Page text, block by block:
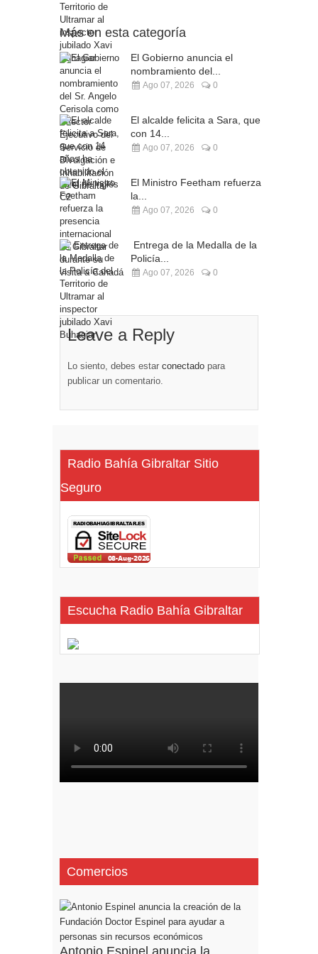
Más en esta categoría
El Gobierno anuncia el
nombramiento del...
Ago 07, 2026 0
El alcalde felicita a Sara, que
con 14...
Ago 07, 2026 0
El Ministro Feetham refuerza
la...
Ago 07, 2026 0
Entrega de la Medalla de la
Policía...
Ago 07, 2026 0
Leave a Reply
Lo siento, debes estar conectado para
publicar un comentario.
Radio Bahía Gibraltar Sitio
Seguro
Escucha Radio Bahía Gibraltar
Comercios
Antonio Espinel anuncia la